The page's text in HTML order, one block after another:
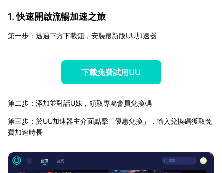
1. 快速開啟流暢加速之旅
第一步：透過下方下載鈕，安裝最新版UU加速器
下載免費試用UU
第二步：添加並對話U妹，領取專屬會員兌換碼
第三步：於UU加速器主介面點擊「優惠兌換」，輸入兌換碼獲取免
費加速時長